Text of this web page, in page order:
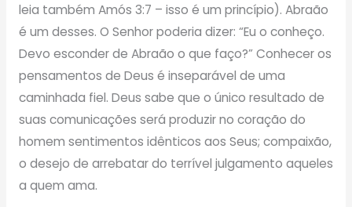
leia também Amós 3:7 – isso é um princípio). Abraão
é um desses. O Senhor poderia dizer: “Eu o conheço.
Devo esconder de Abraão o que faço?” Conhecer os
pensamentos de Deus é inseparável de uma
caminhada fiel. Deus sabe que o único resultado de
suas comunicações será produzir no coração do
homem sentimentos idênticos aos Seus; compaixão,
o desejo de arrebatar do terrível julgamento aqueles
a quem ama.